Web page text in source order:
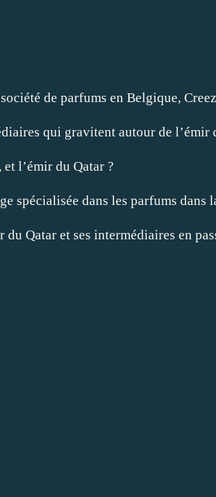
de parfums en Belgique,
qui gravitent autour de l’émir
l’émir du Qatar ?
spécialisée dans les parfums
Qatar et ses intermédiaires en